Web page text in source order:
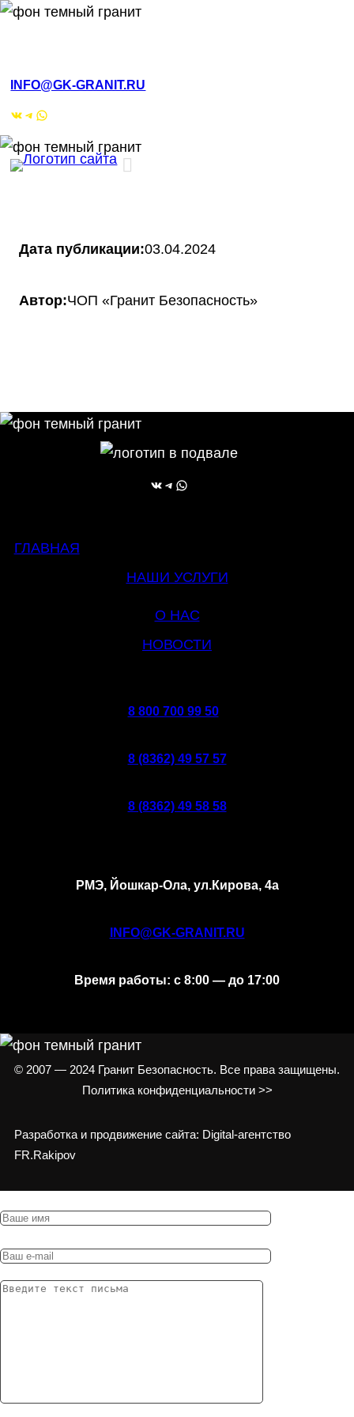
INFO@GK-GRANIT.RU
ВКонтакте
Telegram
WhatsApp
Дата публикации:03.04.2024
Автор:ЧОП «Гранит Безопасность»
ВКонтакте Telegram WhatsApp
ГЛАВНАЯ
НАШИ УСЛУГИ
О НАС
НОВОСТИ
8 800 700 99 50
8 (8362) 49 57 57
8 (8362) 49 58 58
РМЭ, Йошкар-Ола, ул.Кирова, 4а
INFO@GK-GRANIT.RU
Время работы: с 8:00 — до 17:00
© 2007 — 2024 Гранит Безопасность. Все права защищены.
Политика конфиденциальности >>
Разработка и продвижение сайта: Digital-агентство
FR.Rakipov